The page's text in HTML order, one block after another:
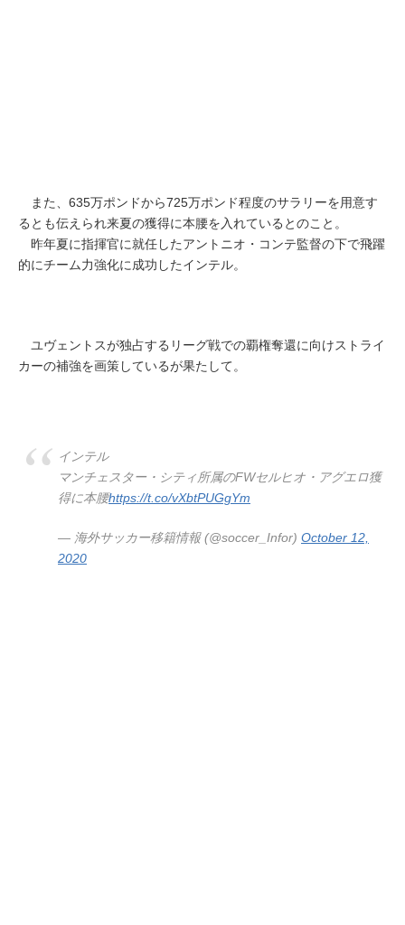
また、635万ポンドから725万ポンド程度のサラリーを用意す
るとも伝えられ来夏の獲得に本腰を入れているとのこと。
昨年夏に指揮官に就任したアントニオ・コンテ監督の下で飛躍
的にチーム力強化に成功したインテル。
ユヴェントスが独占するリーグ戦での覇権奪還に向けストライ
カーの補強を画策しているが果たして。
インテル
マンチェスター・シティ所属のFWセルヒオ・アグエロ獲
得に本腰https://t.co/vXbtPUGgYm
— 海外サッカー移籍情報 (@soccer_Infor) October 12,
2020